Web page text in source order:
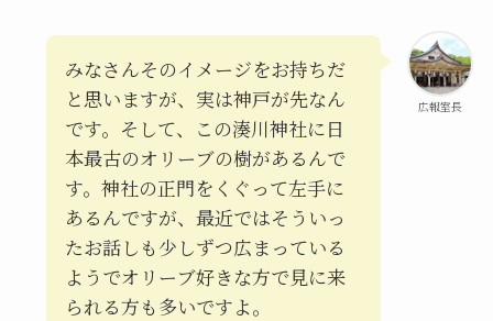
広報室長
みなさんそのイメージをお持ちだ
と思いますが、実は神戸が先なん
です。そして、この湊川神社に日
本最古のオリーブの樹があるんで
す。神社の正門をくぐって左手に
あるんですが、最近ではそういっ
たお話しも少しずつ広まっている
ようでオリーブ好きな方で見に来
られる方も多いですよ。